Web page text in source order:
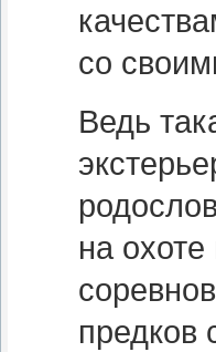
со
Ведь
на
предков